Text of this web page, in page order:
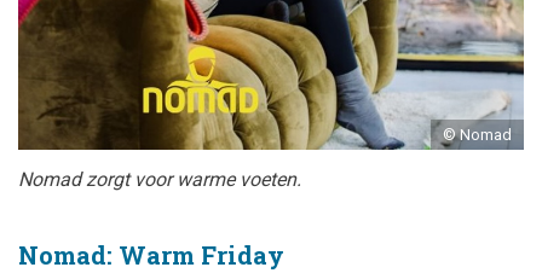
© Nomad
Nomad zorgt voor warme voeten.
Nomad: Warm Friday